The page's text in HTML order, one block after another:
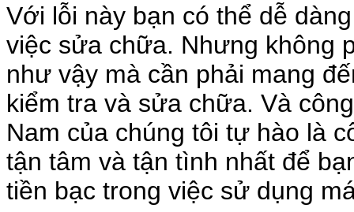
Với lỗi này bạn có thể dễ
việc sửa chữa. Nhưng không
như vậy mà cần phải mang
kiểm tra và sửa chữa. Và
Nam của chúng tôi tự hào là
tận tâm và tận tình nhất để
tiền bạc trong việc sử dụng